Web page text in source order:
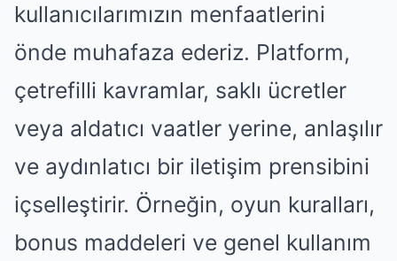
kullanıcılarımızın menfaatlerini
önde muhafaza ederiz. Platform,
çetrefilli kavramlar, saklı ücretler
veya aldatıcı vaatler yerine, anlaşılır
ve aydınlatıcı bir iletişim prensibini
içselleştirir. Örneğin, oyun kuralları,
bonus maddeleri ve genel kullanım